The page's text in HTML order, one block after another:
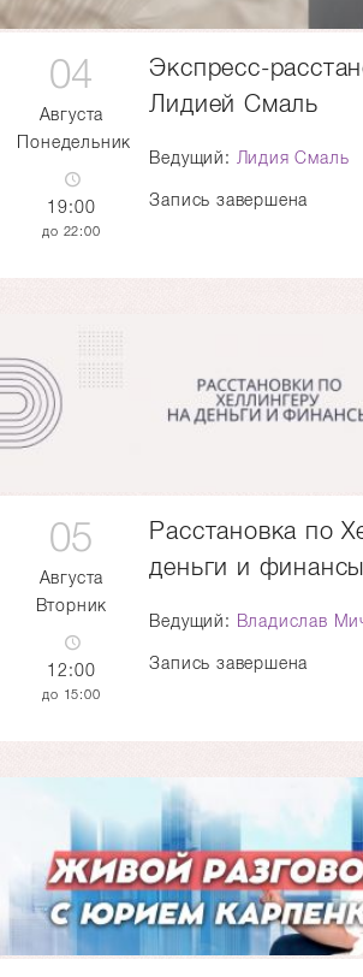
04
Августа
Понедельник
19:00
22:00
Экспресс-
Лидией Смаль
Ведущий: Лидия Смаль
Запись завершена
05
Августа
Вторник
12:00
15:00
Расстановка по
деньги и
Ведущий: Владислав
Запись завершена